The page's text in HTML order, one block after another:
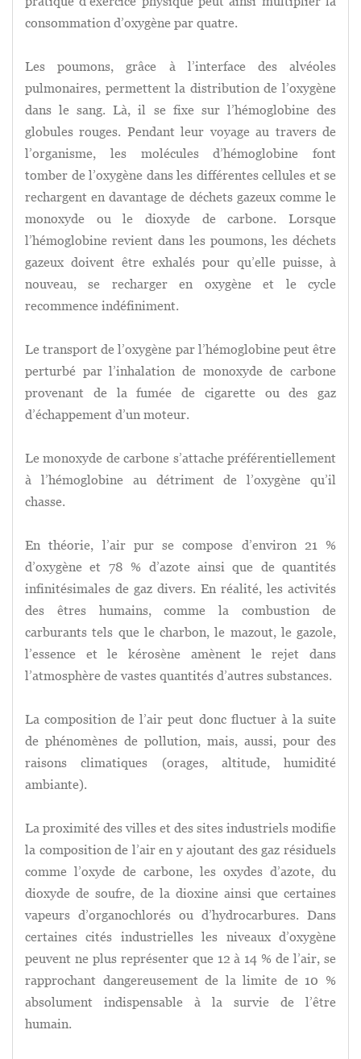
consommation d’oxygène par quatre.
Les poumons, grâce à l’interface des alvéoles
pulmonaires, permettent la distribution de l’oxygène
dans le sang. Là, il se fixe sur l’hémoglobine des
globules rouges. Pendant leur voyage au travers de
l’organisme, les molécules d’hémoglobine font
tomber de l’oxygène dans les différentes cellules et se
rechargent en davantage de déchets gazeux comme le
monoxyde ou le dioxyde de carbone. Lorsque
l’hémoglobine revient dans les poumons, les déchets
gazeux doivent être exhalés pour qu’elle puisse, à
nouveau, se recharger en oxygène et le cycle
recommence indéfiniment.
Le transport de l’oxygène par l’hémoglobine peut être
perturbé par l’inhalation de monoxyde de carbone
provenant de la fumée de cigarette ou des gaz
d’échappement d’un moteur.
Le monoxyde de carbone s’attache préférentiellement
à l’hémoglobine au détriment de l’oxygène qu’il
chasse.
En théorie, l’air pur se compose d’environ 21 %
d’oxygène et 78 % d’azote ainsi que de quantités
infinitésimales de gaz divers. En réalité, les activités
des êtres humains, comme la combustion de
carburants tels que le charbon, le mazout, le gazole,
l’essence et le kérosène amènent le rejet dans
l’atmosphère de vastes quantités d’autres substances.
La composition de l’air peut donc fluctuer à la suite
de phénomènes de pollution, mais, aussi, pour des
raisons climatiques (orages, altitude, humidité
ambiante).
La proximité des villes et des sites industriels modifie
la composition de l’air en y ajoutant des gaz résiduels
comme l’oxyde de carbone, les oxydes d’azote, du
dioxyde de soufre, de la dioxine ainsi que certaines
vapeurs d’organochlorés ou d’hydrocarbures. Dans
certaines cités industrielles les niveaux d’oxygène
peuvent ne plus représenter que 12 à 14 % de l’air, se
rapprochant dangereusement de la limite de 10 %
absolument indispensable à la survie de l’être
humain.